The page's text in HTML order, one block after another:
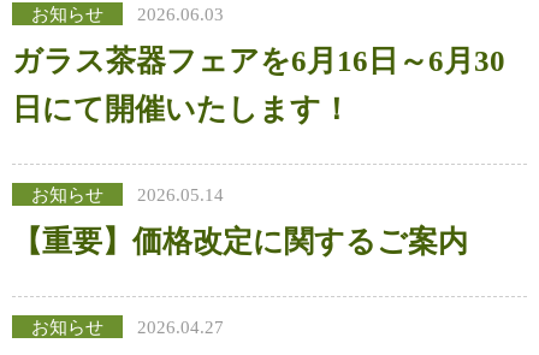
お知らせ 2026.06.03
ガラス茶器フェアを6月16日～6月30
日にて開催いたします！
お知らせ 2026.05.14
【重要】価格改定に関するご案内
お知らせ 2026.04.27